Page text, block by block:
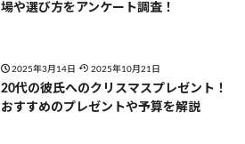
場や選び方をアンケート調査！
2025年3月14日 2025年10月21日
20代の彼氏へのクリスマスプレゼント！
おすすめのプレゼントや予算を解説